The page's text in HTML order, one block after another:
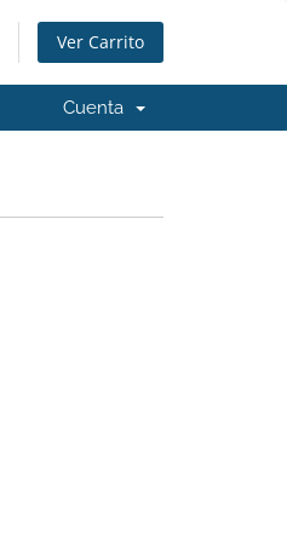
Ver Carrito
Cuenta